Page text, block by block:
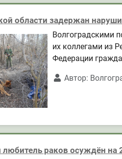
области задержан
Волгоградскими
их коллегами из
Федерации
Автор:
любитель раков осуждён на